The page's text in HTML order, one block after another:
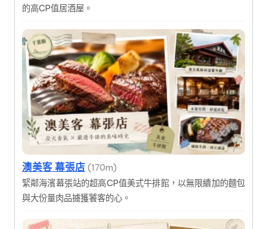
的高CP值居酒屋。
澳美客 幕張店 (170m)
緊鄰海濱幕張站的超高CP值美式牛排館，以無限續加的麵包
與大份量肉品擄獲饕客的心。